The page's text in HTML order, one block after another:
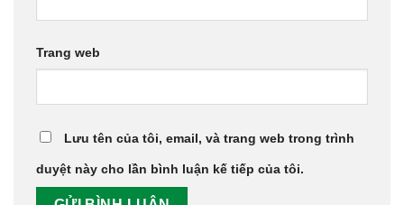
Trang web
Lưu tên của tôi, email, và trang web trong trình
duyệt này cho lần bình luận kế tiếp của tôi.